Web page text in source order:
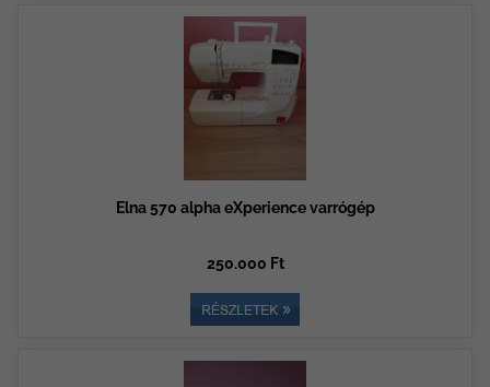
Elna 570 alpha eXperience varrógép
250.000 Ft